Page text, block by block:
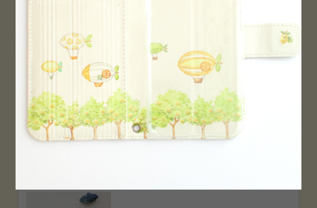
2022.12.05
空想街雑貨店《吉祥寺本店》４月２
５日OPEN!